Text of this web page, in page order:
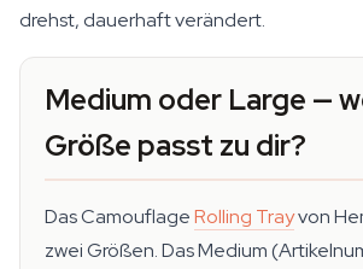
drehst, dauerhaft verändert.
Medium oder Large —
Größe passt zu dir?
Das CamouflageRolling Trayvon
zwei Größen. Das Medium